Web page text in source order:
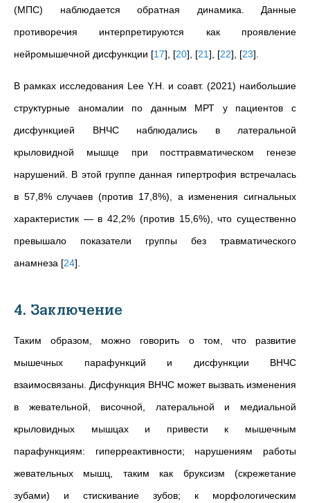
(МПС) наблюдается обратная динамика. Данные
противоречия интерпретируются как проявление
нейромышечной дисфункции [17] [20] [21] [22] [23]
В рамках исследования Lee Y.H. и соавт. (2021) наибольшие
структурные аномалии по данным МРТ у пациентов с
дисфункцией ВНЧС наблюдались в латеральной
крыловидной мышце при посттравматическом генезе
нарушений. В этой группе данная гипертрофия встречалась
в 57,8% случаев (против 17,8%), а изменения сигнальных
характеристик — в 42,2% (против 15,6%), что существенно
превышало показатели группы без травматического
анамнеза [24]
4. Заключение
Таким образом, можно говорить о том, что развитие
мышечных парафункций и дисфункции ВНЧС
взаимосвязаны. Дисфункция ВНЧС может вызвать изменения
в жевательной, височной, латеральной и медиальной
крыловидных мышцах и привести к мышечным
парафункциям: гиперреактивности; нарушениям работы
жевательных мышц, таким как бруксизм (скрежетание
зубами) и стискивание зубов; к морфологическим